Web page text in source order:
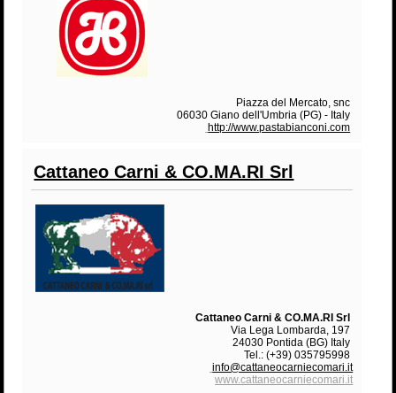
Piazza del Mercato, snc
06030 Giano dell'Umbria (PG) - Italy
http://www.pastabianconi.com
Cattaneo Carni & CO.MA.RI Srl
Cattaneo Carni & CO.MA.RI Srl
Via Lega Lombarda, 197
24030 Pontida (BG) Italy
Tel.: (+39) 035795998
info@cattaneocarniecomari.it
www.cattaneocarniecomari.it